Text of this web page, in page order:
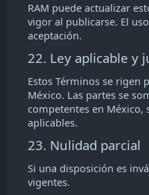
RAM puede actualizar
vigor al publicarse. El
aceptación.
22. Ley aplicable y
Estos Términos se rigen
México. Las partes se
competentes en México,
aplicables.
23. Nulidad parcial
Si una disposición es
vigentes.